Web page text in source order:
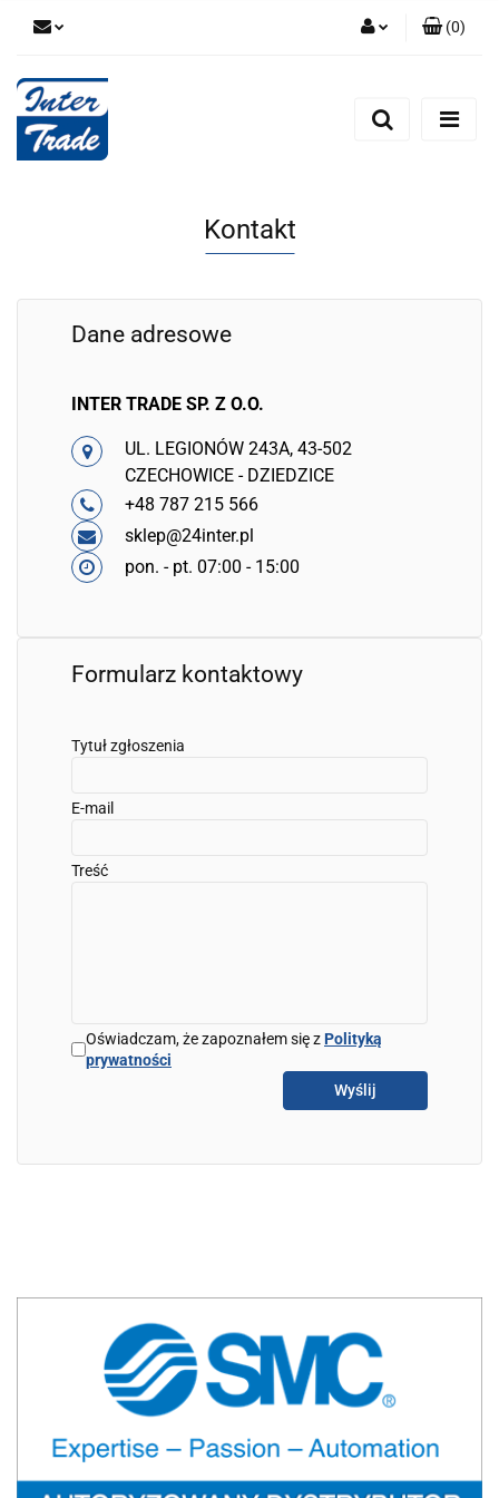
Zarejestruj się
(0)
Kontakt
Dane adresowe
INTER TRADE SP. Z O.O.
UL. LEGIONÓW 243A, 43-502
CZECHOWICE - DZIEDZICE
+48 787 215 566
sklep@24inter.pl
pon. - pt. 07:00 - 15:00
Formularz kontaktowy
Tytuł zgłoszenia
E-mail
Treść
Oświadczam, że zapoznałem się zPolityką
prywatności